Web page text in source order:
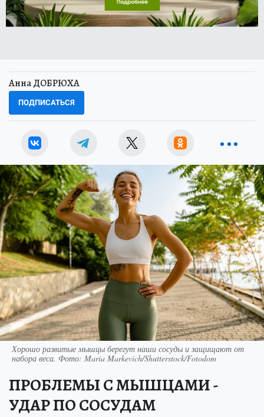
Анна ДОБРЮХА
ПОДПИСАТЬСЯ
Хорошо развитые мышцы берегут наши сосуды и защищают от
набора веса. Фото: Maria Markevich/Shutterstock/Fotodom
ПРОБЛЕМЫ С МЫШЦАМИ -
УДАР ПО СОСУДАМ